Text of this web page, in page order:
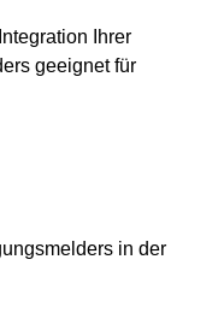
Ihrer
geeignet für
in der